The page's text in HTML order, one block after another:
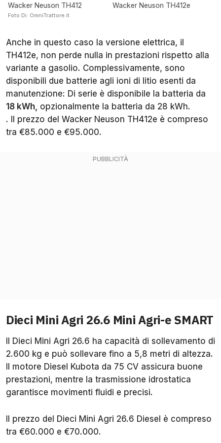
Wacker Neuson TH412
Foto Di: OmniTrattore.it
Wacker Neuson TH412e
Anche in questo caso la versione elettrica, il
TH412e, non perde nulla in prestazioni rispetto alla
variante a gasolio. Complessivamente, sono
disponibili due batterie agli ioni di litio esenti da
manutenzione: Di serie è disponibile la batteria da
18 kWh, opzionalmente la batteria da 28 kWh.
. Il prezzo del Wacker Neuson TH412e è compreso
tra €85.000 e €95.000.
Dieci Mini Agri 26.6 Mini Agri-e SMART
Il Dieci Mini Agri 26.6 ha capacità di sollevamento di
2.600 kg e può sollevare fino a 5,8 metri di altezza.
Il motore Diesel Kubota da 75 CV assicura buone
prestazioni, mentre la trasmissione idrostatica
garantisce movimenti fluidi e precisi.
Il prezzo del Dieci Mini Agri 26.6 Diesel è compreso
tra €60.000 e €70.000.